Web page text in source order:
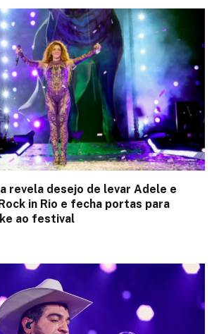
revela desejo de levar Adele e
in Rio e fecha portas para
ao festival